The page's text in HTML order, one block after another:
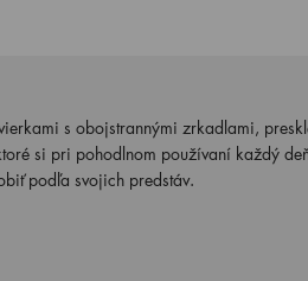
s obojstrannými zrkadlami,
si pri pohodlnom používaní každý
podľa svojich predstáv.